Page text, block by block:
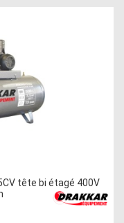
tête bi étagé 400V